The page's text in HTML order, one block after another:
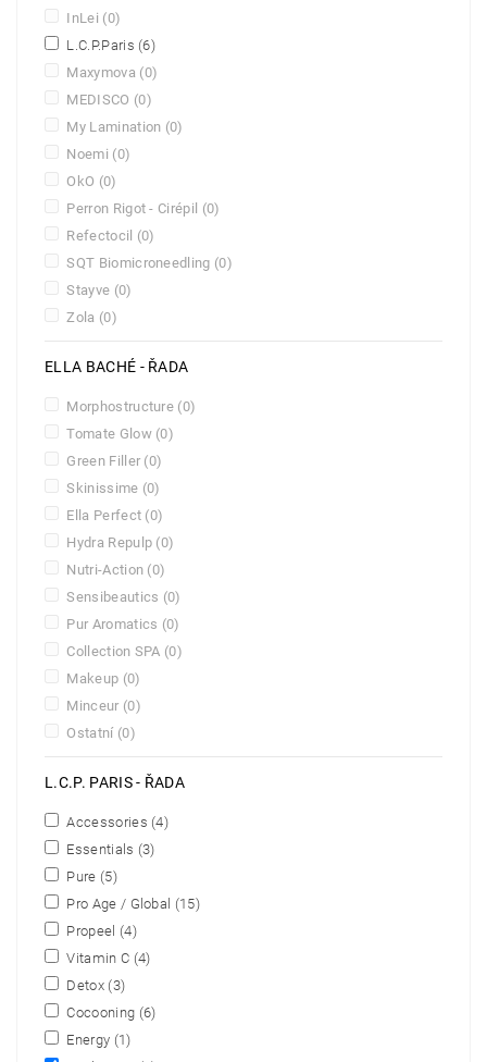
InLei (0)
L.C.P.Paris (6)
Maxymova (0)
MEDISCO (0)
My Lamination (0)
Noemi (0)
OkO (0)
Perron Rigot - Cirépil (0)
Refectocil (0)
SQT Biomicroneedling (0)
Stayve (0)
Zola (0)
ELLA BACHÉ - ŘADA
Morphostructure (0)
Tomate Glow (0)
Green Filler (0)
Skinissime (0)
Ella Perfect (0)
Hydra Repulp (0)
Nutri-Action (0)
Sensibeautics (0)
Pur Aromatics (0)
Collection SPA (0)
Makeup (0)
Minceur (0)
Ostatní (0)
L.C.P. PARIS - ŘADA
Accessories (4)
Essentials (3)
Pure (5)
Pro Age / Global (15)
Propeel (4)
Vitamin C (4)
Detox (3)
Cocooning (6)
Energy (1)